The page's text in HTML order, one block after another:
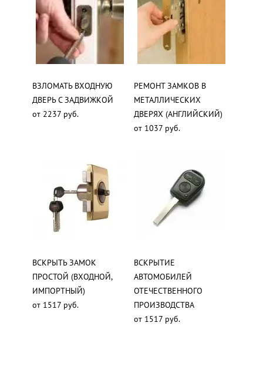
ВЗЛОМАТЬ ВХОДНУЮ
ДВЕРЬ С ЗАДВИЖКОЙ
от 2237 руб.
РЕМОНТ ЗАМКОВ В
МЕТАЛЛИЧЕСКИХ
ДВЕРЯХ (АНГЛИЙСКИЙ)
от 1037 руб.
ВСКРЫТЬ ЗАМОК
ПРОСТОЙ (ВХОДНОЙ,
ИМПОРТНЫЙ)
от 1517 руб.
ВСКРЫТИЕ
АВТОМОБИЛЕЙ
ОТЕЧЕСТВЕННОГО
ПРОИЗВОДСТВА
от 1517 руб.